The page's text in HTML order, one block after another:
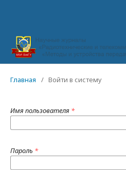
Главная / Войти в систему
Имя пользователя *
Пароль *